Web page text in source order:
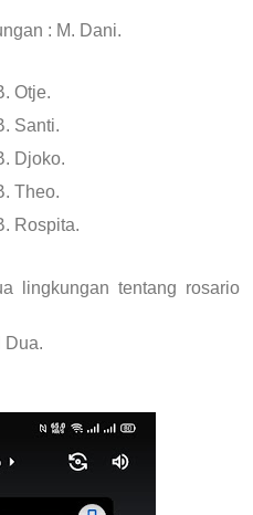
: M. Dani.
Otje.
Santi.
Djoko.
Theo.
Rospita.
lingkungan tentang rosario
Dua.